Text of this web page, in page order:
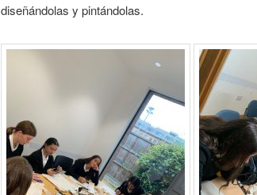
diseñándolas y pintándolas.